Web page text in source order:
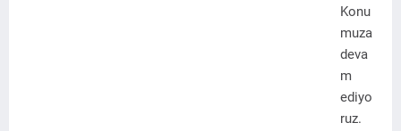
Konu
muza
deva
m
ediyo
ruz.